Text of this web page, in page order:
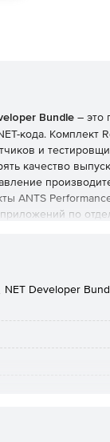
Bundle – это
кода. Комплект
и
качество
ANTS
по
узких мест и
MVC. Модуль
которая им
утечек
NET Developer